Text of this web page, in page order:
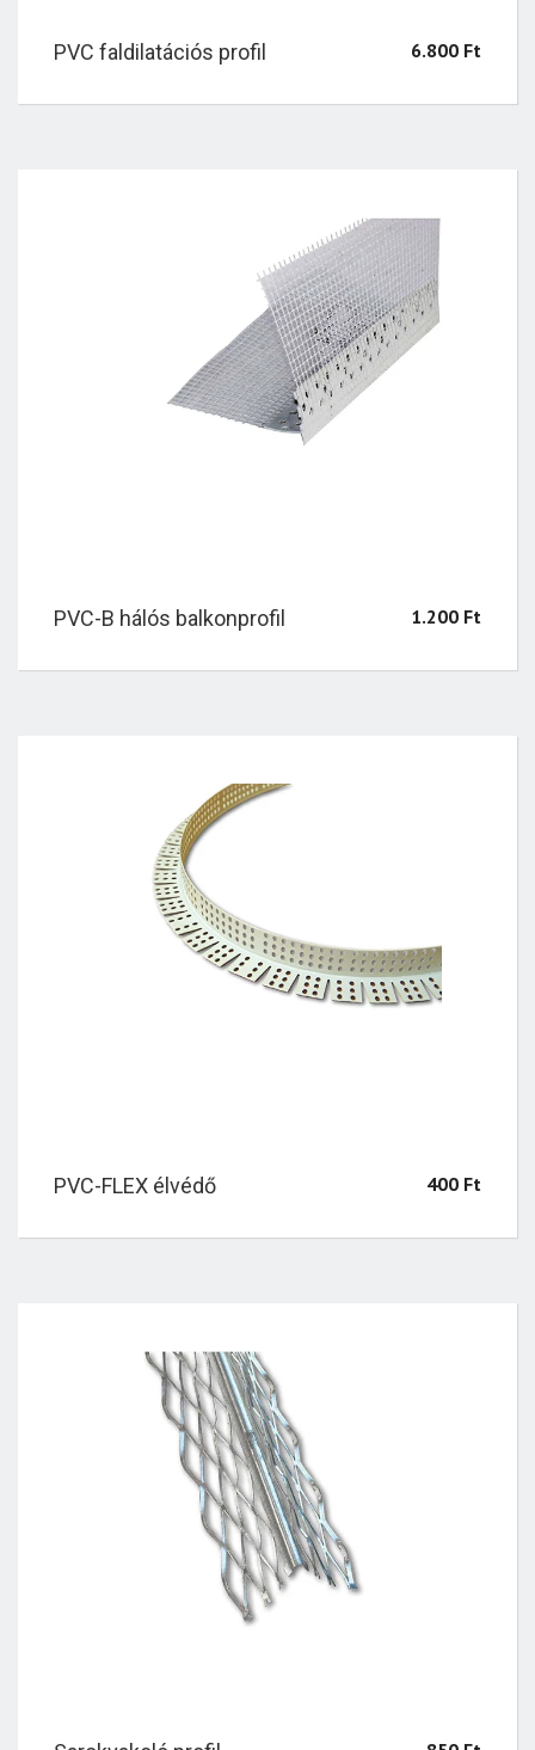
PVC faldilatációs profil 6.800 Ft
PVC-B hálós balkonprofil 1.200 Ft
PVC-FLEX élvédő 400 Ft